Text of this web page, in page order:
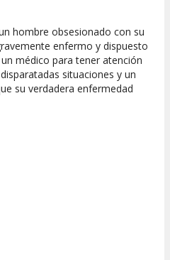
hombre obsesionado con su
enfermo y dispuesto
médico para tener atención
situaciones y un
su verdadera enfermedad
conquistar de nuevo al público.
a disfrutar de una de las
todos los tiempos!